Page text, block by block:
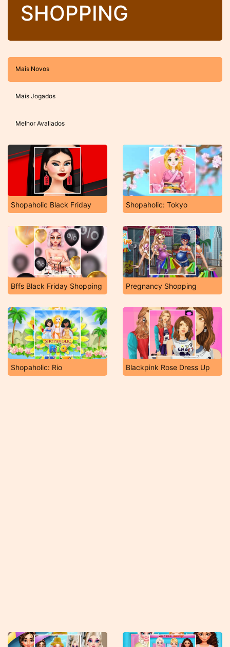
SHOPPING
Mais Novos
Mais Jogados
Melhor Avaliados
Shopaholic Black Friday Shopaholic: Tokyo
Bffs Black Friday Shopping Pregnancy Shopping
Shopaholic: Rio Blackpink Rose Dress Up